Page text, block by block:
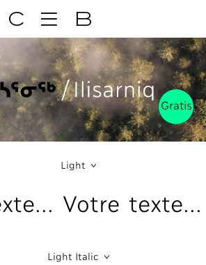
C B
Gratis
Light
Votre texte...
Light Italic